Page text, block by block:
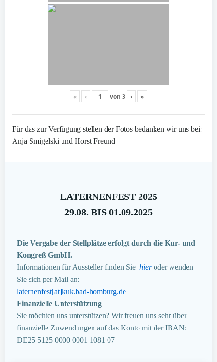
« ‹ von 3 › »
Für das zur Verfügung stellen der Fotos bedanken wir uns bei:
Anja Smigelski und Horst Freund
LATERNENFEST 2025
29.08. BIS 01.09.2025
Die Vergabe der Stellplätze erfolgt durch die Kur- und
Kongreß GmbH.
Informationen für Aussteller finden Sie hieroder wenden
Sie sich per Mail an:
laternenfest[at]kuk.bad-homburg.de
Finanzielle Unterstützung
Sie möchten uns unterstützen? Wir freuen uns sehr über
finanzielle Zuwendungen auf das Konto mit der IBAN:
DE25 5125 0000 0001 1081 07